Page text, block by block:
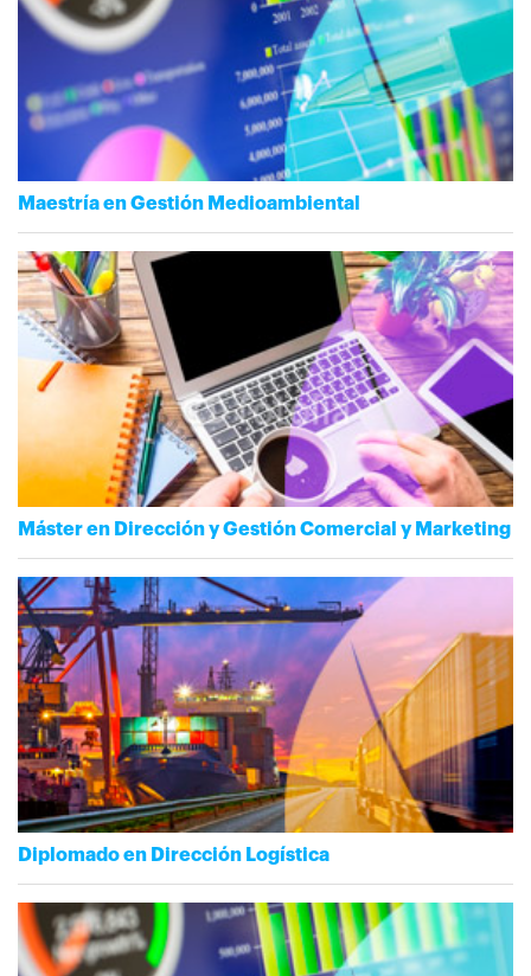
Maestría en Gestión Medioambiental
Máster en Dirección y Gestión Comercial y Marketing
Diplomado en Dirección Logística